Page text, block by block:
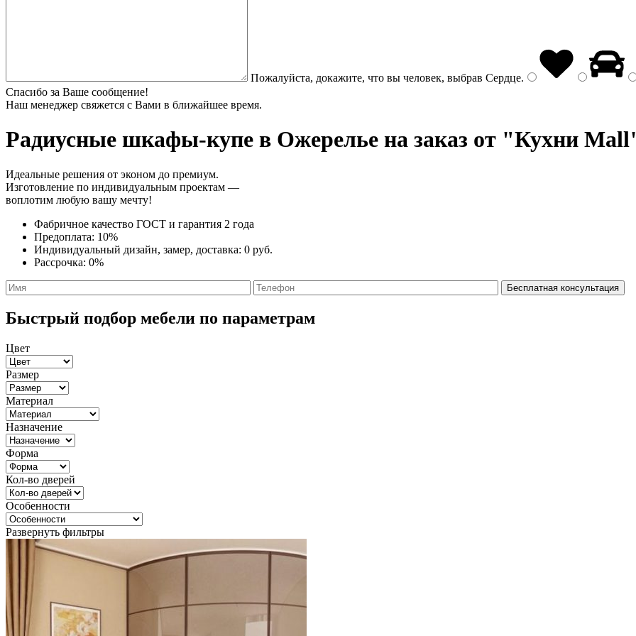
Пожалуйста, докажите, что вы человек, выбрав Сердце.
Спасибо за Ваше сообщение!
Наш менеджер свяжется с Вами в ближайшее время.
Радиусные шкафы-купе в Ожерелье на заказ от "Кухни
Идеальные решения от эконом до премиум.
Изготовление по индивидуальным проектам —
воплотим любую вашу мечту!
Фабричное качество ГОСТ и гарантия 2 года
Предоплата: 10%
Индивидуальный дизайн, замер, доставка: 0 руб.
Рассрочка: 0%
Быстрый подбор мебели по параметрам
Цвет
Размер
Материал
Назначение
Форма
Кол-во дверей
Особенности
Развернуть фильтры